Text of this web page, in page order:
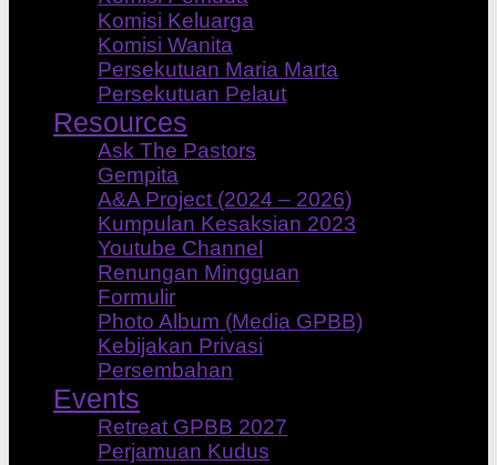
Komisi Keluarga
Komisi Wanita
Persekutuan Maria Marta
Persekutuan Pelaut
Resources
Ask The Pastors
Gempita
A&A Project (2024 – 2026)
Kumpulan Kesaksian 2023
Youtube Channel
Renungan Mingguan
Formulir
Photo Album (Media GPBB)
Kebijakan Privasi
Persembahan
Events
Retreat GPBB 2027
Perjamuan Kudus